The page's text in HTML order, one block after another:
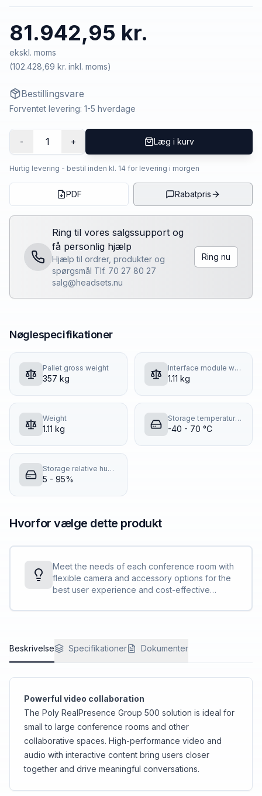
81.942,95 kr.
ekskl. moms
(102.428,69 kr. inkl. moms)
Bestillingsvare
Forventet levering: 1-5 hverdage
- 1 + Læg i kurv
Hurtig levering - bestil inden kl. 14 for levering i morgen
PDF Rabatpris
Ring til vores salgssupport og
få personlig hjælp
Hjælp til ordrer, produkter og
spørgsmål Tlf. 70 27 80 27
salg@headsets.nu
Ring nu
Nøglespecifikationer
Pallet gross weight
357 kg
Interface module weight
1.11 kg
Weight
1.11 kg
Storage temperature (T-T)
-40 - 70 °C
Storage relative humidity (H-H)
5 - 95%
Hvorfor vælge dette produkt
Meet the needs of each conference room with
flexible camera and accessory options for the
best user experience and cost-effective
easily hidden out of sight, keeping your rooms
Beskrivelse Specifikationer Dokumenter
Powerful video collaboration
The Poly RealPresence Group 500 solution is ideal for
small to large conference rooms and other
collaborative spaces. High-performance video and
audio with interactive content bring users closer
together and drive meaningful conversations.